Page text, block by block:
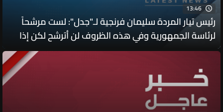
13:46
رئيس تيار المردة سليمان فرنجية لـ"جدل": لست مرشحاً
لرئاسة الجمهورية وفي هذه الظروف لن أترشح لكن إذا
تغيّرت الظروف فقد أفكر في ذلك